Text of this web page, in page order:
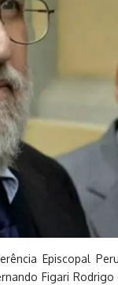
Episcopal
Figari